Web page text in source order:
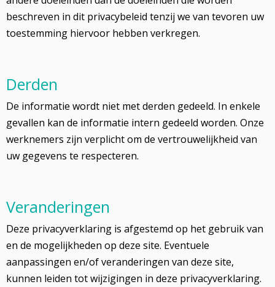
beschreven in dit privacybeleid tenzij we van tevoren uw
toestemming hiervoor hebben verkregen.
Derden
De informatie wordt niet met derden gedeeld. In enkele
gevallen kan de informatie intern gedeeld worden. Onze
werknemers zijn verplicht om de vertrouwelijkheid van
uw gegevens te respecteren.
Veranderingen
Deze privacyverklaring is afgestemd op het gebruik van
en de mogelijkheden op deze site. Eventuele
aanpassingen en/of veranderingen van deze site,
kunnen leiden tot wijzigingen in deze privacyverklaring.